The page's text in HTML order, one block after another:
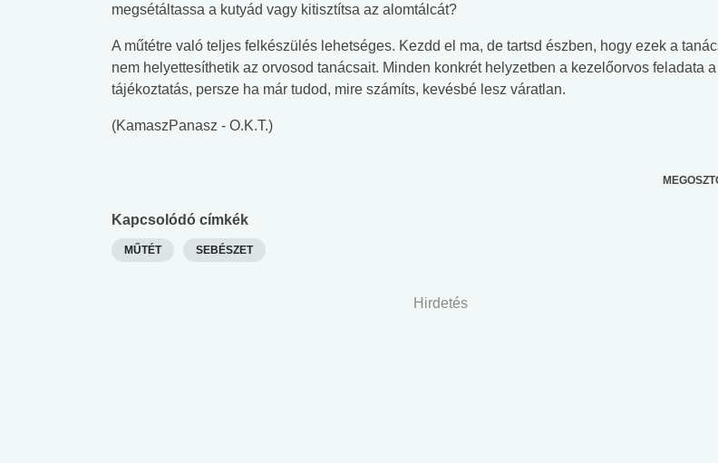
megsétáltassa a kutyád vagy kitisztítsa az alomtálcát?
A műtétre való teljes felkészülés lehetséges. Kezdd el ma, de tartsd észben, hogy ezek a
nem helyettesíthetik az orvosod tanácsait. Minden konkrét helyzetben a kezelőorvos feladata a
tájékoztatás, persze ha már tudod, mire számíts, kevésbé lesz váratlan.
(KamaszPanasz - O.K.T.)
Kapcsolódó címkék
MŰTÉT SEBÉSZET
Hirdetés